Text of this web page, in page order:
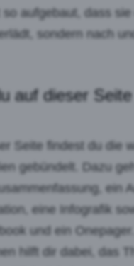
so aufgebaut, dass
sondern nach
auf dieser
Seite findest du die
gebündelt. Dazu
ein
eine Infografik
und ein
hilft dir dabei, das